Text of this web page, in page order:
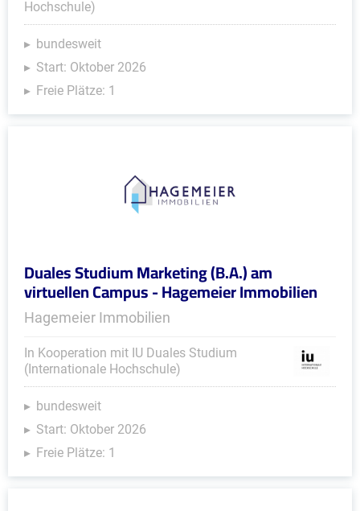
Hochschule)
bundesweit
Start: Oktober 2026
Freie Plätze: 1
Duales Studium Marketing (B.A.) am
virtuellen Campus - Hagemeier Immobilien
Hagemeier Immobilien
In Kooperation mit IU Duales Studium
(Internationale Hochschule)
bundesweit
Start: Oktober 2026
Freie Plätze: 1